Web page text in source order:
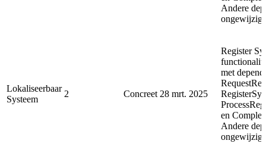
Andere
Lokaliseerbaar
Systeem
2 Concreet 28 mrt. 2025
Register
met
en
Andere